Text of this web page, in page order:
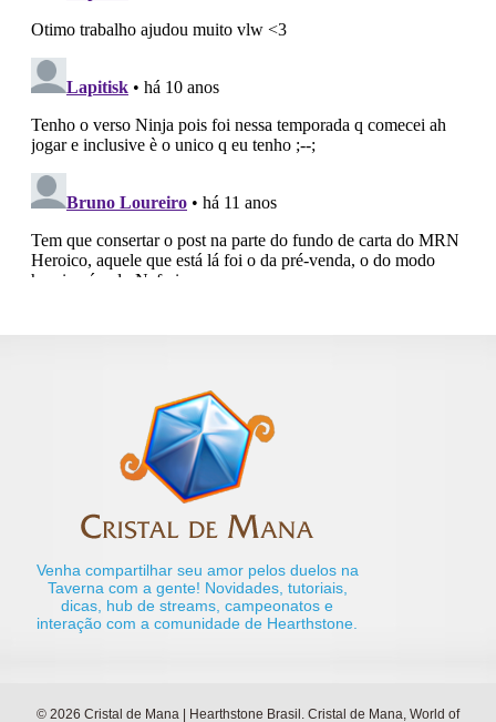
Venha compartilhar seu amor pelos duelos na
Taverna com a gente! Novidades, tutoriais,
dicas, hub de streams, campeonatos e
interação com a comunidade de Hearthstone.
© 2026 Cristal de Mana | Hearthstone Brasil. Cristal de Mana, World of